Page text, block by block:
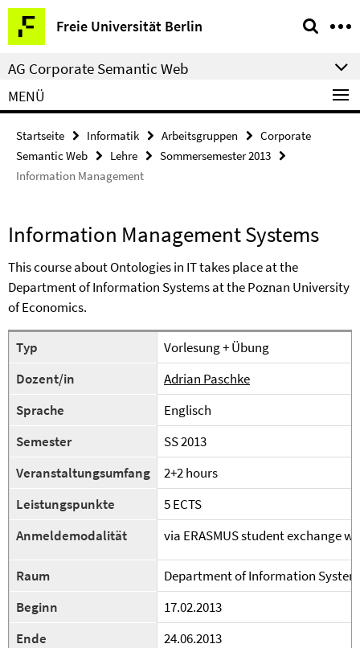
Springe
direkt
zu
Inhalt
Freie Universität Berlin
Service-
Navigation
AG Corporate Semantic Web
MENÜ
Startseite Informatik Arbeitsgruppen
Corporate
Semantic Web
Lehre
Sommersemester 2013
Information Management
Information Management Systems
This course about Ontologies in IT takes place at the
Department of Information Systems at the Poznan University
of Economics.
Typ
Vorlesung + Übung
Dozent/in
Adrian Paschke
Sprache
Englisch
Semester
SS 2013
Veranstaltungsumfang
2+2 hours
Leistungspunkte
5 ECTS
Anmeldemodalität
via ERASMUS student exchange
Raum
Department of Information
Beginn
17.02.2013
Ende
24.06.2013